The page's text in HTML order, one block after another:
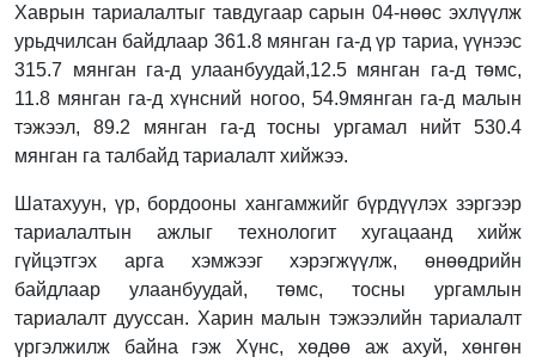
Хаврын тариалалтыг тавдугаар сарын 04-нөөс эхлүүлж
урьдчилсан байдлаар 361.8 мянган га-д үр тариа, үүнээс
315.7 мянган га-д улаанбуудай,12.5 мянган га-д төмс,
11.8 мянган га-д хүнсний ногоо, 54.9мянган га-д малын
тэжээл, 89.2 мянган га-д тосны ургамал нийт 530.4
мянган га талбайд тариалалт хийжээ.
Шатахуун, үр, бордооны хангамжийг бүрдүүлэх зэргээр
тариалалтын ажлыг технологит хугацаанд хийж
гүйцэтгэх арга хэмжээг хэрэгжүүлж, өнөөдрийн
байдлаар улаанбуудай, төмс, тосны ургамлын
тариалалт дууссан. Харин малын тэжээлийн тариалалт
үргэлжилж байна гэж Хүнс, хөдөө аж ахуй, хөнгөн